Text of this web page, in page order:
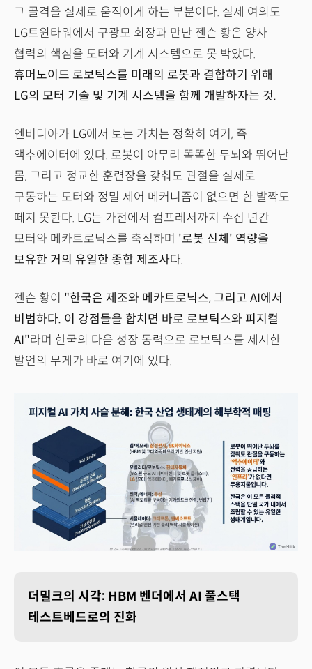
그 골격을 실제로 움직이게 하는 부분이다. 실제 여의도
LG트윈타워에서 구광모 회장과 만난 젠슨 황은 양사
협력의 핵심을 모터와 기계 시스템으로 못 박았다.
휴머노이드 로보틱스를 미래의 로봇과 결합하기 위해
LG의 모터 기술 및 기계 시스템을 함께 개발하자는 것.
엔비디아가 LG에서 보는 가치는 정확히 여기, 즉
액추에이터에 있다. 로봇이 아무리 똑똑한 두뇌와 뛰어난
몸, 그리고 정교한 훈련장을 갖춰도 관절을 실제로
구동하는 모터와 정밀 제어 메커니즘이 없으면 한 발짝도
떼지 못한다. LG는 가전에서 컴프레서까지 수십 년간
모터와 메카트로닉스를 축적하며 '로봇 신체' 역량을
보유한 거의 유일한 종합 제조사다.
젠슨 황이 "한국은 제조와 메카트로닉스, 그리고 AI에서
비범하다. 이 강점들을 합치면 바로 로보틱스와 피지컬
AI"라며 한국의 다음 성장 동력으로 로보틱스를 제시한
발언의 무게가 바로 여기에 있다.
더밀크의 시각: HBM 벤더에서 AI 풀스택
테스트베드로의 진화